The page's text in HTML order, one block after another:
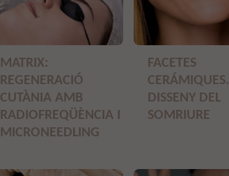
MATRIX:
REGENERACIÓ
CUTÀNIA AMB
RADIOFREQÜÈNCIA I
MICRONEEDLING
FACETES
CERÁMIQUES.
DISSENY DEL
SOMRIURE